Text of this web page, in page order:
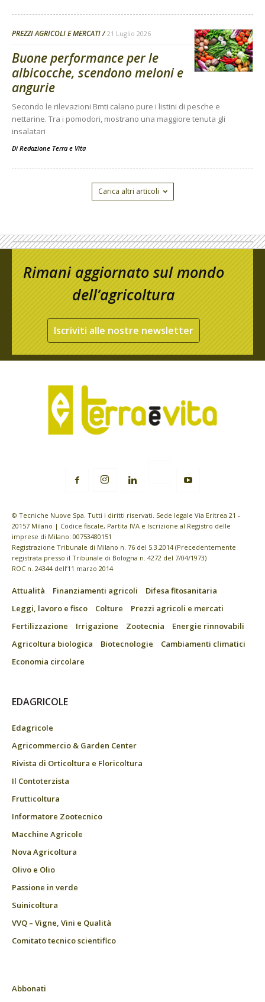
PREZZI AGRICOLI E MERCATI 21 Luglio 2026
Buone performance per le
albicocche, scendono meloni e
angurie
Secondo le rilevazioni Bmti calano pure i listini di pesche e
nettarine. Tra i pomodori, mostrano una maggiore tenuta gli
insalatari
Di Redazione Terra e Vita
Carica altri articoli
Rimani aggiornato sul mondo
dell’agricoltura
Iscriviti alle nostre newsletter
© Tecniche Nuove Spa. Tutti i diritti riservati. Sede legale Via Eritrea 21 -
20157 Milano | Codice fiscale, Partita IVA e Iscrizione al Registro delle
imprese di Milano: 00753480151
Registrazione Tribunale di Milano n. 76 del 5.3.2014 (Precedentemente
registrata presso il Tribunale di Bologna n. 4272 del 7/04/1973)
ROC n. 24344 dell’11 marzo 2014
Attualità Finanziamenti agricoli
Difesa fitosanitaria
Leggi, lavoro e fisco
Colture
Prezzi agricoli e mercati
Fertilizzazione
Irrigazione Zootecnia
Energie rinnovabili
Agricoltura biologica
Biotecnologie
Cambiamenti climatici
Economia circolare
EDAGRICOLE
Edagricole
Agricommercio & Garden Center
Rivista di Orticoltura e Floricoltura
Il Contoterzista
Frutticoltura
Informatore Zootecnico
Macchine Agricole
Nova Agricoltura
Olivo e Olio
Passione in verde
Suinicoltura
VVQ – Vigne, Vini e Qualità
Comitato tecnico scientifico
Abbonati